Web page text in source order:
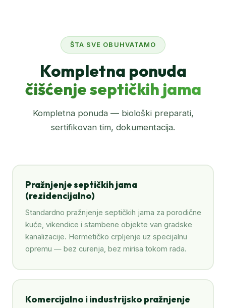
ŠTA SVE OBUHVATAMO
Kompletna ponuda
čišćenje septičkih jama
Kompletna ponuda — biološki preparati,
sertifikovan tim, dokumentacija.
Pražnjenje septičkih jama
(rezidencijalno)
Standardno pražnjenje septičkih jama za porodične
kuće, vikendice i stambene objekte van gradske
kanalizacije. Hermetičko crpljenje uz specijalnu
opremu — bez curenja, bez mirisa tokom rada.
Komercijalno i industrijsko pražnjenje